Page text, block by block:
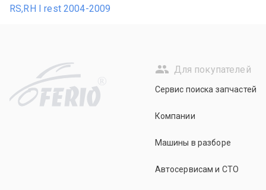
RS,RH I rest 2004-2009
R
Для покупателей
Сервис поиска запчастей
Компании
Машины в разборе
Автосервисам и СТО